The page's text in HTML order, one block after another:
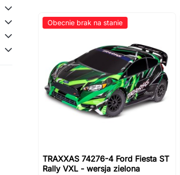
Obecnie brak na stanie
TRAXXAS 74276-4 Ford Fiesta ST
Rally VXL - wersja zielona